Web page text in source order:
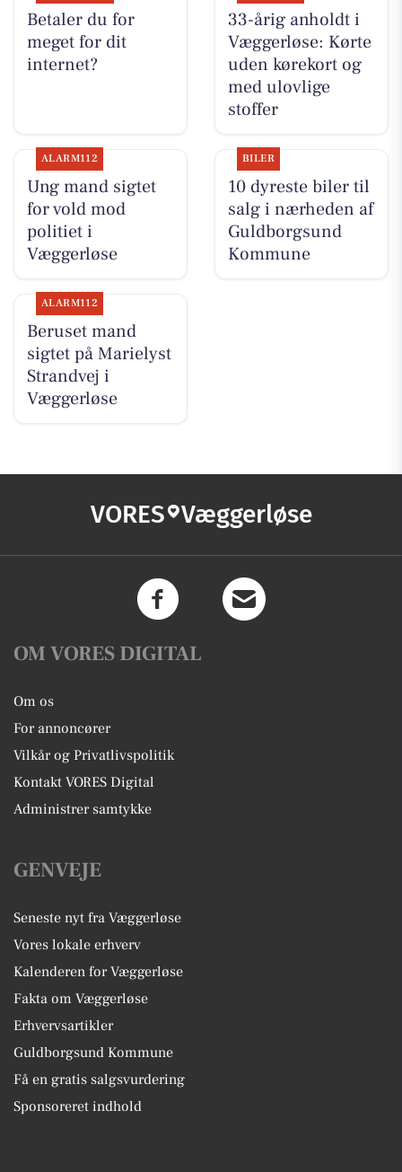
Betaler du for
meget for dit
internet?
33-årig anholdt i
Væggerløse: Kørte
uden kørekort og
med ulovlige
stoffer
ALARM112
Ung mand sigtet
for vold mod
politiet i
Væggerløse
BILER
10 dyreste biler til
salg i nærheden af
Guldborgsund
Kommune
ALARM112
Beruset mand
sigtet på Marielyst
Strandvej i
Væggerløse
VORES Væggerløse
OM VORES DIGITAL
Om os
For annoncører
Vilkår og Privatlivspolitik
Kontakt VORES Digital
Administrer samtykke
GENVEJE
Seneste nyt fra Væggerløse
Vores lokale erhverv
Kalenderen for Væggerløse
Fakta om Væggerløse
Erhvervsartikler
Guldborgsund Kommune
Få en gratis salgsvurdering
Sponsoreret indhold